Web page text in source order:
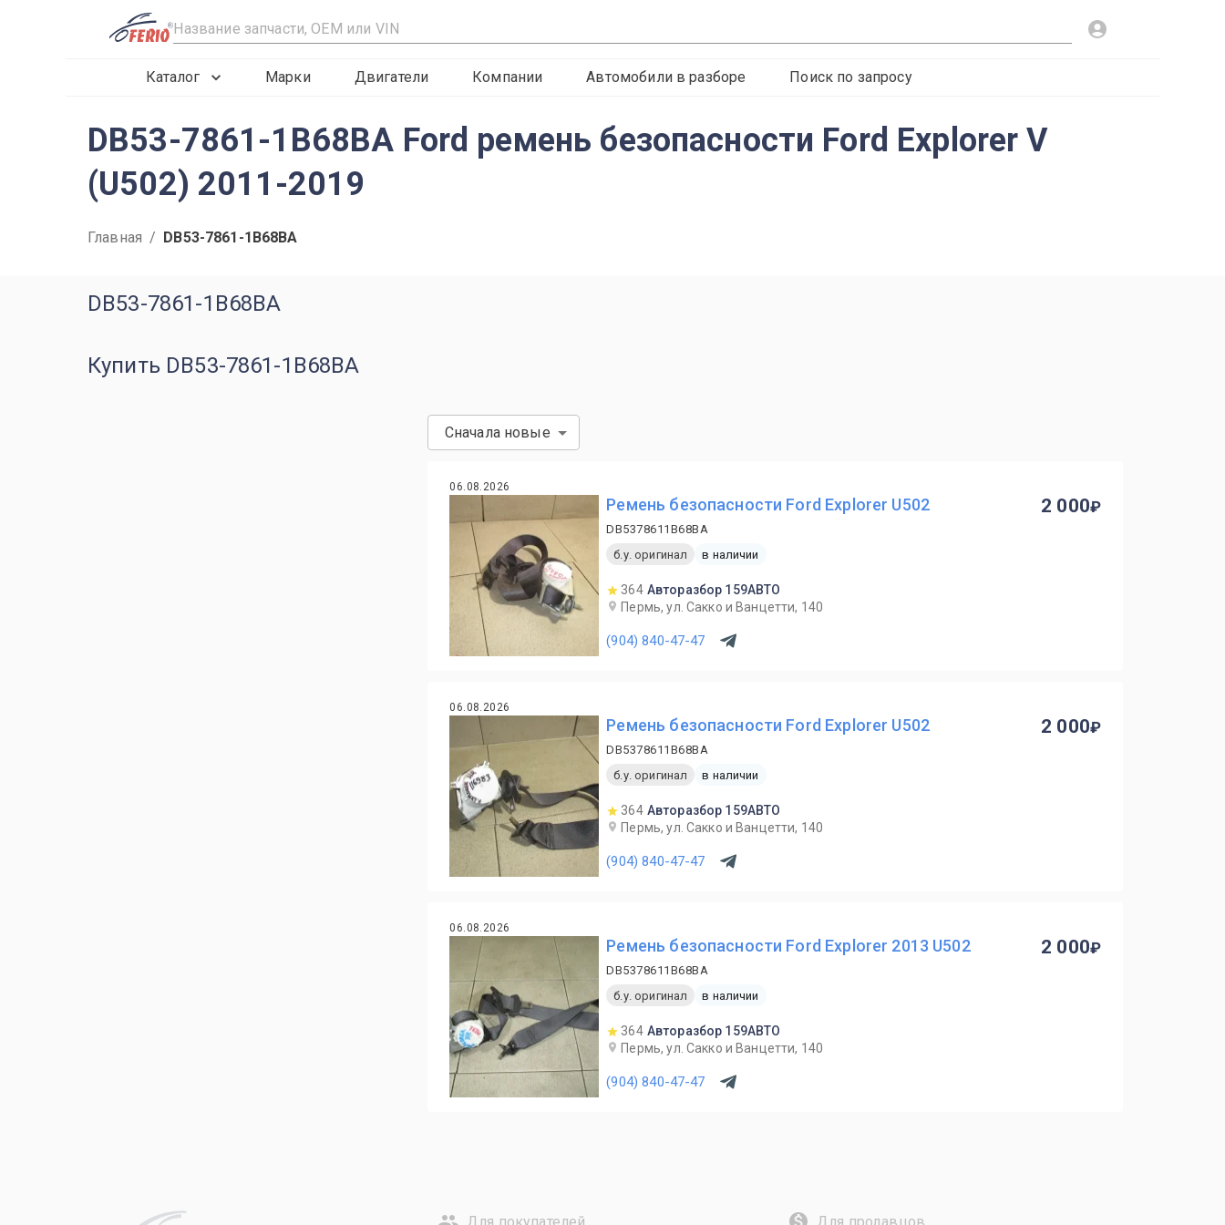
R
Каталог Марки Двигатели Компании Автомобили в разборе Поиск по запросу
DB53-7861-1B68BA Ford ремень безопасности Ford Explorer V
(U502) 2011-2019
Главная / DB53-7861-1B68BA
DB53-7861-1B68BA
Купить DB53-7861-1B68BA
Сначала новые
06.08.2026
Ремень безопасности Ford Explorer U502
DB5378611B68BA
б.у. оригинал
в наличии
364 Авторазбор 159АВТО
Пермь, ул. Сакко и Ванцетти, 140
(904) 840-47-47
2 000
06.08.2026
Ремень безопасности Ford Explorer U502
DB5378611B68BA
б.у. оригинал
в наличии
364 Авторазбор 159АВТО
Пермь, ул. Сакко и Ванцетти, 140
(904) 840-47-47
2 000
06.08.2026
Ремень безопасности Ford Explorer 2013 U502
DB5378611B68BA
б.у. оригинал
в наличии
364 Авторазбор 159АВТО
Пермь, ул. Сакко и Ванцетти, 140
(904) 840-47-47
2 000
Для покупателей Для продавцов